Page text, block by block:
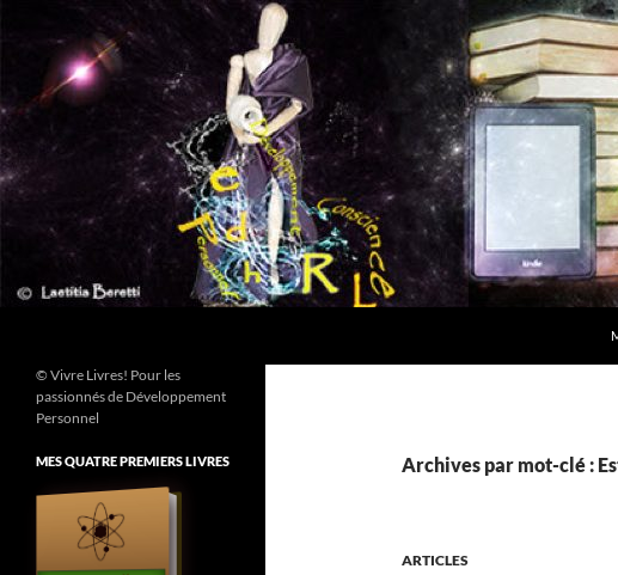
contenu
Archives par mot-clé :
ARTICLES
© Vivre Livres! Pour les
passionnés de Développement
Personnel
MES QUATRE PREMIERS LIVRES